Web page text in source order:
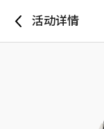
活动详情